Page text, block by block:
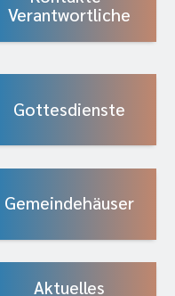
Verantwortliche
Gottesdienste
Gemeindehäuser
Aktuelles